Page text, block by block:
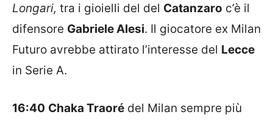
Longari, tra i gioielli del del Catanzaro c’è il
difensore Gabriele Alesi. Il giocatore ex Milan
Futuro avrebbe attirato l’interesse del Lecce
in Serie A.
16:40 Chaka Traoré del Milan sempre più